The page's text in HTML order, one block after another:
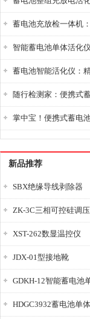
随行检测家：便携式
新品推荐
SBX绝缘导线剥除器
ZK-3C三相可控硅调
XST-262数显温控仪
JDX-01型接地靴
GDKH-12智能蓄电池
HDGC3932蓄电池单